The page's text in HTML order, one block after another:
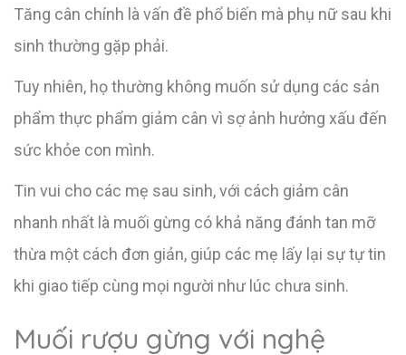
Tăng cân chính là vấn đề phổ biến mà phụ nữ sau khi
sinh thường gặp phải.
Tuy nhiên, họ thường không muốn sử dụng các sản
phẩm thực phẩm giảm cân vì sợ ảnh hưởng xấu đến
sức khỏe con mình.
Tin vui cho các mẹ sau sinh, với cách giảm cân
nhanh nhất là muối gừng có khả năng đánh tan mỡ
thừa một cách đơn giản, giúp các mẹ lấy lại sự tự tin
khi giao tiếp cùng mọi người như lúc chưa sinh.
Muối rượu gừng với nghệ